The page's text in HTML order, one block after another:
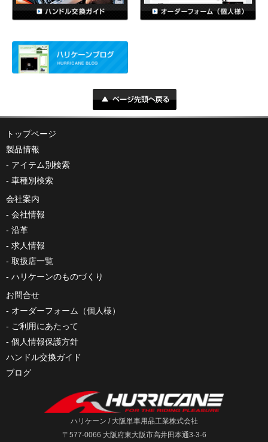
トップページ
製品情報
アイテム別検索
車種別検索
会社案内
会社情報
沿革
求人情報
取扱店一覧
ハリケーンのものづくり
お問合せ
オーダーフォーム（個人様）
ご利用にあたって
個人情報保護方針
ハンドル交換ガイド
ブログ
ハリケーン / 大阪単車用品工業株式会社
〒577-0066 大阪府東大阪市高井田本通3-3-6